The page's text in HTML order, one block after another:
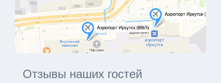
Отзывы наших гостей